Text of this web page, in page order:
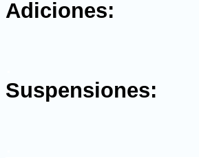
Adiciones:
Suspensiones: